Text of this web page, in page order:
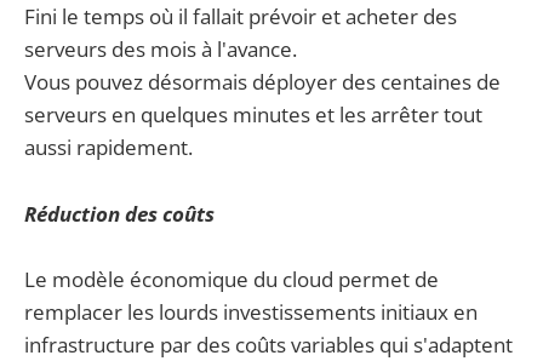
Fini le temps où il fallait prévoir et acheter des
serveurs des mois à l'avance.
Vous pouvez désormais déployer des centaines de
serveurs en quelques minutes et les arrêter tout
aussi rapidement.
Réduction des coûts
Le modèle économique du cloud permet de
remplacer les lourds investissements initiaux en
infrastructure par des coûts variables qui s'adaptent